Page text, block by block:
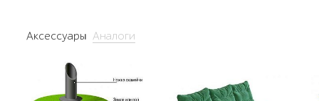
Аксессуары Аналоги